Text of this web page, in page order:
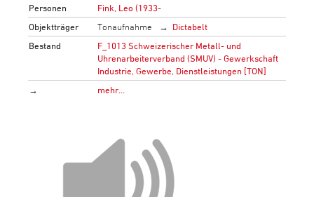
Personen
Fink, Leo (1933-
Objektträger
Tonaufnahme
Dictabelt
Bestand
F_1013 Schweizerischer Metall- und
Uhrenarbeiterverband (SMUV) - Gewerkschaft
Industrie, Gewerbe, Dienstleistungen [TON]
→
mehr…